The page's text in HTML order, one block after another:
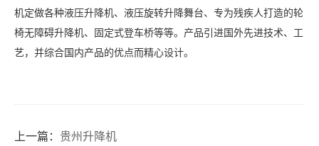
机定做各种液压升降机、液压旋转升降舞台、专为残疾人打造的轮
椅无障碍升降机、固定式登车桥等等。产品引进国外先进技术、工
艺，并综合国内产品的优点而精心设计。
上一篇： 贵州升降机